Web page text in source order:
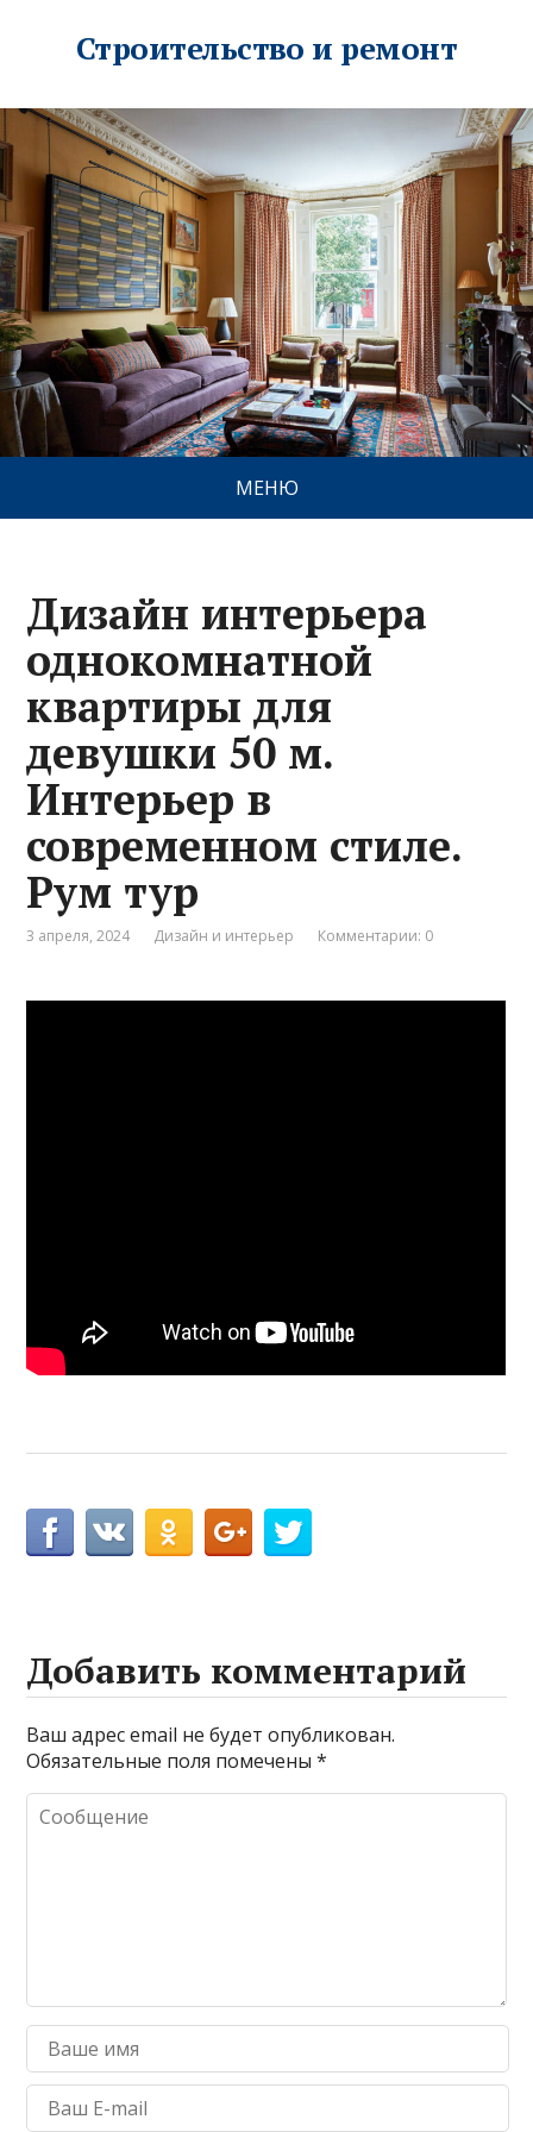
Строительство и ремонт
МЕНЮ
Дизайн интерьера
однокомнатной
квартиры для
девушки 50 м.
Интерьер в
современном стиле.
Рум тур
3 апреля, 2024 Дизайн и интерьер Комментарии: 0
Добавить комментарий
Ваш адрес email не будет опубликован.
Обязательные поля помечены*